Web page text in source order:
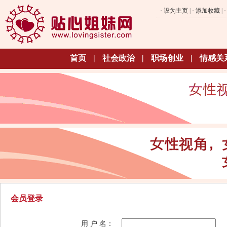
· 设为主页 | · 添加收藏 | ·
首页 | 社会政治 | 职场创业 | 情感关
会员登录
用 户 名：